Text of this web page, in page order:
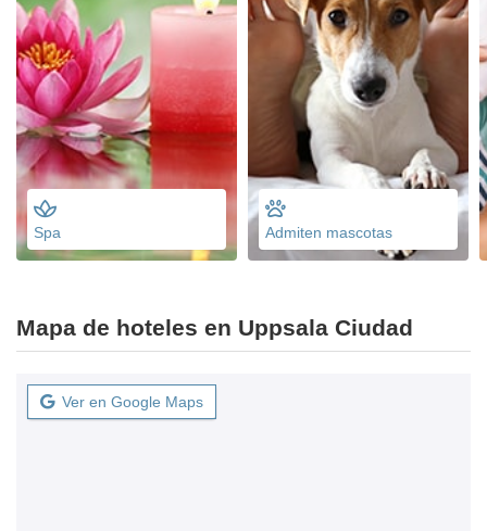
Spa Admiten mascotas
Mapa de hoteles en Uppsala Ciudad
Ver en Google Maps